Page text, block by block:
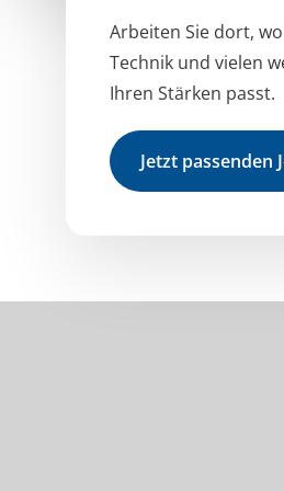
Arbeiten Sie dort,
Technik und vielen
Ihren Stärken passt.
Jetzt passenden